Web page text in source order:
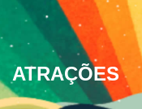
ATRAÇÕES